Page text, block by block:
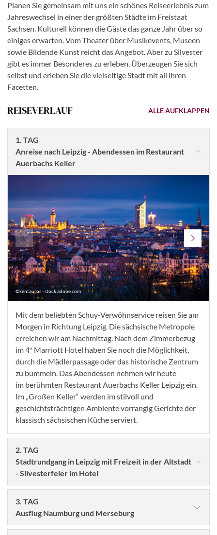
Planen Sie gemeinsam mit uns ein schönes Reiseerlebnis zum
Jahreswechsel in einer der größten Städte im Freistaat
Sachsen. Kulturell können die Gäste das ganze Jahr über so
einiges erwarten. Vom Theater über Musikevents, Museen
sowie Bildende Kunst reicht das Angebot. Aber zu Silvester
gibt es immer Besonderes zu erleben. Überzeugen Sie sich
selbst und erleben Sie die vielseitige Stadt mit all ihren
Facetten.
REISEVERLAUF ALLE AUFKLAPPEN
1. TAG
Anreise nach Leipzig - Abendessen im Restaurant
Auerbachs Keller
©kentauros - stock.adobe.com
Mit dem beliebten Schuy-Verwöhnservice reisen Sie am
Morgen in Richtung Leipzig. Die sächsische Metropole
erreichen wir am Nachmittag. Nach dem Zimmerbezug
im 4* Marriott Hotel haben Sie noch die Möglichkeit,
durch die Mädlerpassage oder das historische Zentrum
zu bummeln. Das Abendessen nehmen wir heute
im berühmten Restaurant Auerbachs Keller Leipzig ein.
Im „Großen Keller“ werden im stilvoll und
geschichtsträchtigen Ambiente vorrangig Gerichte der
klassisch sächsischen Küche serviert.
2. TAG
Stadtrundgang in Leipzig mit Freizeit in der Altstadt
- Silvesterfeier im Hotel
3. TAG
Ausflug Naumburg und Merseburg